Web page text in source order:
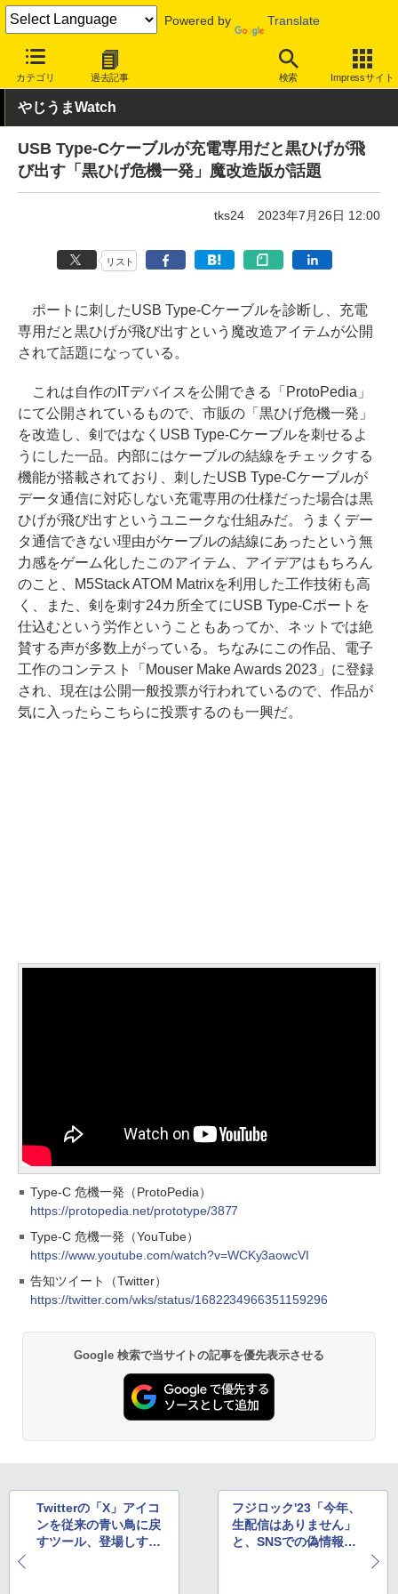
Powered by Translate
カテゴリ 過去記事 検索 Impressサイト
INTERNET Watch トピック 開発者/クリエイター
やじうまWatch
USB Type-Cケーブルが充電専用だと黒ひげが飛
び出す「黒ひげ危機一発」魔改造版が話題
tks24 2023年7月26日 12:00
リスト
ポートに刺したUSB Type-Cケーブルを診断し、充電
専用だと黒ひげが飛び出すという魔改造アイテムが公開
されて話題になっている。
これは自作のITデバイスを公開できる「ProtoPedia」
にて公開されているもので、市販の「黒ひげ危機一発」
を改造し、剣ではなくUSB Type-Cケーブルを刺せるよ
うにした一品。内部にはケーブルの結線をチェックする
機能が搭載されており、刺したUSB Type-Cケーブルが
データ通信に対応しない充電専用の仕様だった場合は黒
ひげが飛び出すというユニークな仕組みだ。うまくデー
タ通信できない理由がケーブルの結線にあったという無
力感をゲーム化したこのアイテム、アイデアはもちろん
のこと、M5Stack ATOM Matrixを利用した工作技術も高
く、また、剣を刺す24カ所全てにUSB Type-Cポートを
仕込むという労作ということもあってか、ネットでは絶
賛する声が多数上がっている。ちなみにこの作品、電子
工作のコンテスト「Mouser Make Awards 2023」に登録
され、現在は公開一般投票が行われているので、作品が
気に入ったらこちらに投票するのも一興だ。
Type-C 危機一発（ProtoPedia）
https://protopedia.net/prototype/3877
Type-C 危機一発（YouTube）
https://www.youtube.com/watch?v=WCKy3aowcVI
告知ツイート（Twitter）
https://twitter.com/wks/status/1682234966351159296
Google 検索で当サイトの記事を優先表示させる
Twitterの「X」アイコ
ンを従来の青い鳥に戻
すツール、登場しすぎ
フジロック'23「今年、
生配信はありません」
と、SNSでの偽情報に